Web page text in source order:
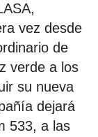
vez desde
de
verde a los
su nueva
dejará
533, a las